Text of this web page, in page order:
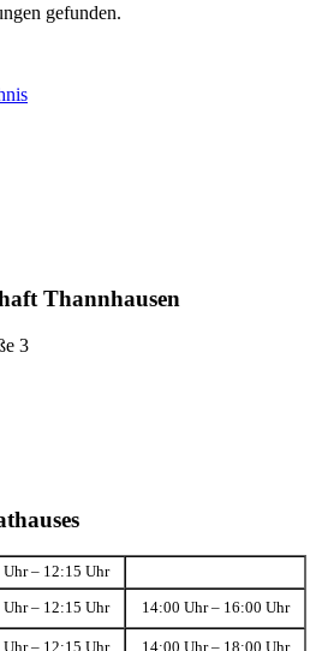
gefunden.
Thannhausen
3
– 12:15 Uhr
– 12:15 Uhr 14:00 Uhr – 16:00 Uhr